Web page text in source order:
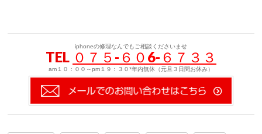
iphoneの修理なんでもご相談くださいませ
TEL ０７５-６０6-６７３３
am１０：００～pm１９：３０*年内無休（元旦３日間お休み）